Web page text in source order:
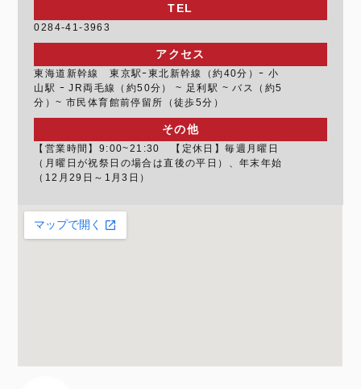
TEL
0284-41-3963
アクセス
東海道新幹線 東京駅ｰ東北新幹線（約40分）ｰ 小
山駅 ｰ JR両毛線（約50分） ~ 足利駅 ~ バス（約5
分）~ 市民体育館前停留所（徒歩5分）
その他
【営業時間】9:00~21:30 【定休日】毎週月曜日
（月曜日が祝祭日の場合は直後の平日）、年末年始
（12月29日～1月3日）